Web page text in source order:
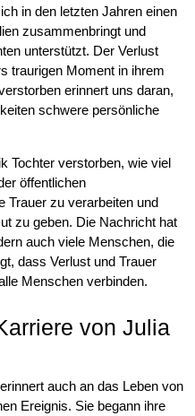
in den letzten Jahren einen
zusammenbringt und
unterstützt. Der Verlust
traurigen Moment in ihrem
erinnert uns daran,
schwere persönliche
Tochter verstorben, wie viel
öffentlichen
Trauer zu verarbeiten und
zu geben. Die Nachricht hat
auch viele Menschen, die
dass Verlust und Trauer
Menschen verbinden.
von Julia
auch an das Leben von
Ereignis. Sie begann ihre